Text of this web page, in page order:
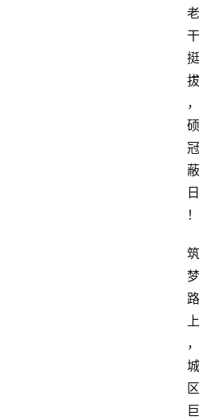
老
干
挺
拔
，
硕
冠
蔽
日
！
筑
梦
路
上
，
城
区
巨